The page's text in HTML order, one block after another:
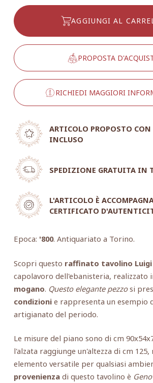
AGGIUNGI AL
PROPOSTA
RICHIEDI MAGGIORI
ARTICOLO PROPOSTO CON
INCLUSO
SPEDIZIONE GRATUITA IN
L'ARTICOLO È
CERTIFICATO
Epoca: '800. Antiquariato a Torino.
Scopri questo raffinato tavolino Luigi
capolavoro dell'ebanisteria, realizzato
mogano. Questo elegante pezzosi
condizionie rappresenta un esempio
artigianato del periodo.
Le misure del piano sono di cm
l'alzata raggiunge un'altezza di cm
elemento versatile per qualsiasi
provenienzadi questo tavolino è